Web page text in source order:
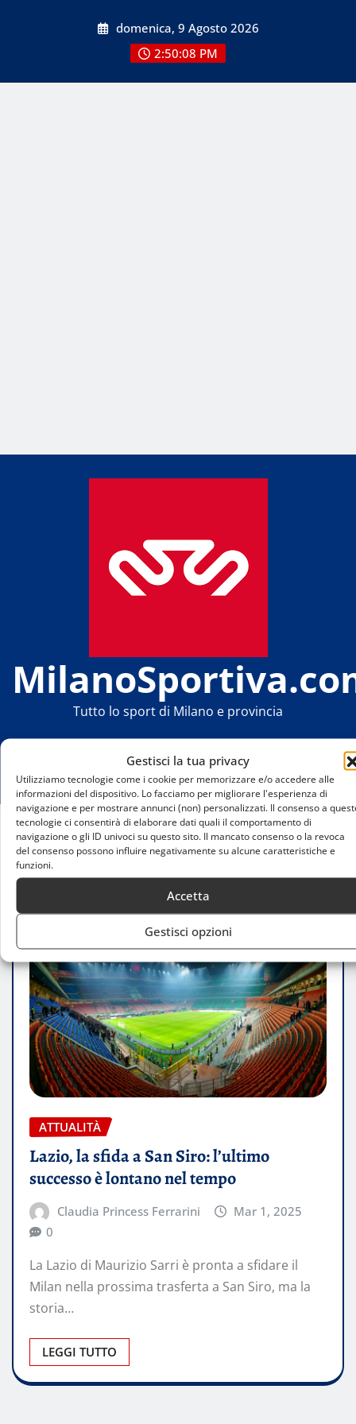
Gestisci la tua privacy
Utilizziamo tecnologie come i cookie per memorizzare e/o accedere alle
informazioni del dispositivo. Lo facciamo per migliorare l'esperienza di
navigazione e per mostrare annunci (non) personalizzati. Il consenso a
tecnologie ci consentirà di elaborare dati quali il comportamento di
navigazione o gli ID univoci su questo sito. Il mancato consenso o la revoca
del consenso possono influire negativamente su alcune caratteristiche e
funzioni.
Accetta
Gestisci opzioni
domenica, 9 Agosto 2026
2:50:08 PM
Tutto lo sport di Milano e provincia
Home
Lazio, la sfida a San Siro: l’ultimo successo è
lontano nel tempo
ATTUALITÀ
Lazio, la sfida a San Siro: l’ultimo
successo è lontano nel tempo
Claudia Princess Ferrarini
Mar 1, 2025
0
La Lazio di Maurizio Sarri è pronta a sfidare il
Milan nella prossima trasferta a San Siro, ma la
storia…
LEGGI TUTTO